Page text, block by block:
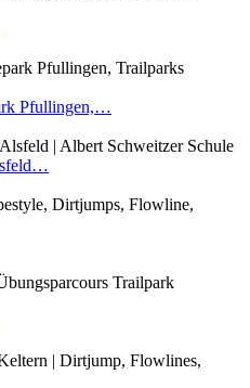
Pfullingen,…